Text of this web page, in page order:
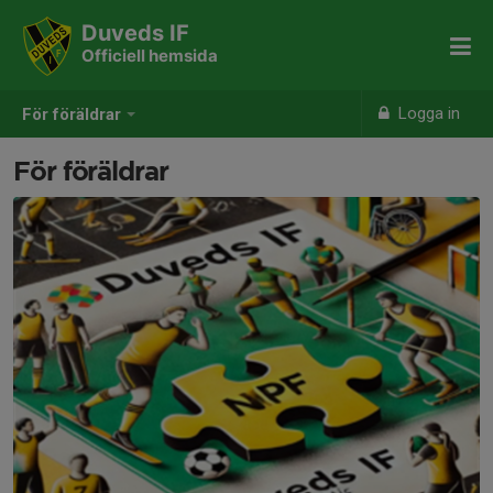
För föräldrar Logga in
Duveds IF
Officiell hemsida
För föräldrar